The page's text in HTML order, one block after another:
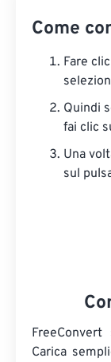
Come
Fare
Quindi
fai clic
Una
sul
Carica